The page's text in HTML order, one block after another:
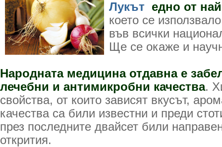
Лукът едно от
което се
във всички
Ще се окаже и
Народната медицина отдавна е
лечебни и антимикробни качества.
свойства, от които зависят вкусът,
качества са били известни и преди
през последните двайсет били
открития.